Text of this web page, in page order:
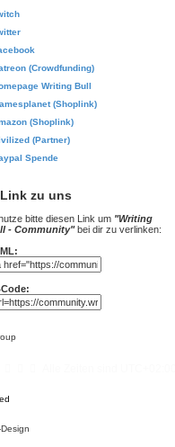
(Crowdfunding)
Writing Bull
(Shoplink)
(Shoplink)
(Partner)
Spende
Link zu uns
bitte diesen Link um "Writing
- Community"bei dir zu verlinken: